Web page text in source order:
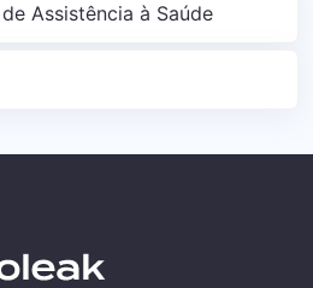
Assistência à Saúde